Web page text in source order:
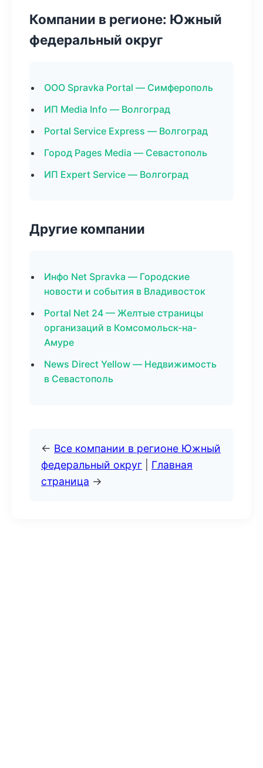
Компании в регионе: Южный
федеральный округ
ООО Spravka Portal — Симферополь
ИП Media Info — Волгоград
Portal Service Express — Волгоград
Город Pages Media — Севастополь
ИП Expert Service — Волгоград
Другие компании
Инфо Net Spravka — Городские
новости и события в Владивосток
Portal Net 24 — Желтые страницы
организаций в Комсомольск-на-
Амуре
News Direct Yellow — Недвижимость
в Севастополь
← Все компании в регионе Южный
федеральный округ
Главная
страница →